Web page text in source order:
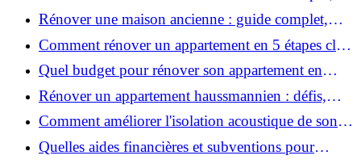
coûts et conseils ?
Rénover une maison ancienne : guide complet,
étapes, budget et astuces
Comment rénover un appartement en 5 étapes clés
?
Quel budget pour rénover son appartement en
2026 ?
Rénover un appartement haussmannien : défis,
conseils pratiques et estimation des prix
Comment améliorer l'isolation acoustique de son
appartement ?
Quelles aides financières et subventions pour